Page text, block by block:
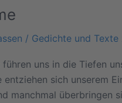
/ Gedichte und Texte
führen uns in die Tiefen
entziehen sich unserem
manchmal überbringen